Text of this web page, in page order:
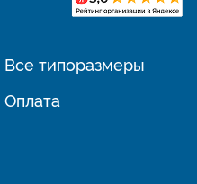
Все типоразмеры
Оплата